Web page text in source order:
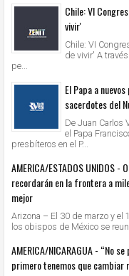
Chile: VI
vivir'
Chile: VI
de vivir' A
pe...
El Papa a
sacerdotes del
De Juan Carlos
el Papa
presbíteros en el P...
AMERICA/ESTADOS UNIDOS
recordarán en la frontera a
mejor
Arizona – El 30 de marzo y
los obispos de México se
AMERICA/NICARAGUA - “No
primero tenemos que cambiar